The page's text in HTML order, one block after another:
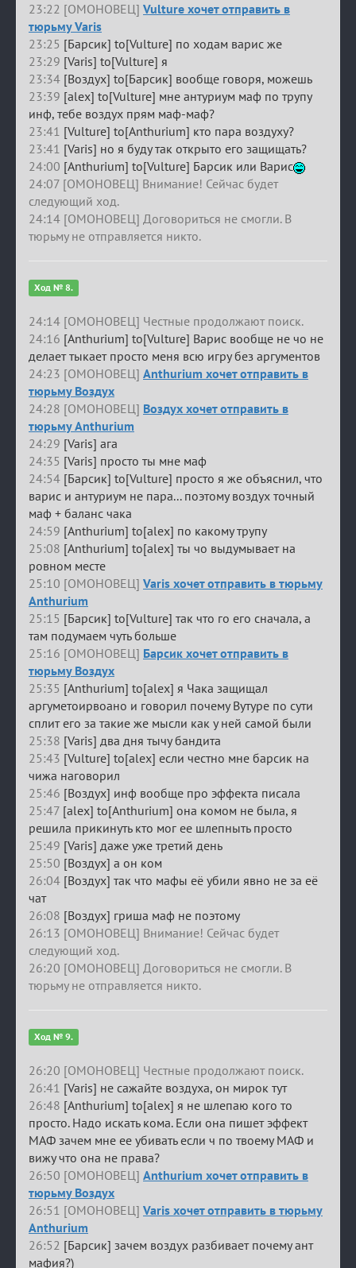
23:22 [ОМОНОВЕЦ] Vulture хочет отправить в
тюрьму Varis
23:25 [Барсик] to[Vulture] по ходам варис же
23:29 [Varis] to[Vulture] я
23:34 [Воздух] to[Барсик] вообще говоря, можешь
23:39 [alex] to[Vulture] мне антуриум маф по трупу
инф, тебе воздух прям маф-маф?
23:41 [Vulture] to[Anthurium] кто пара воздуху?
23:41 [Varis] но я буду так открыто его защищать?
24:00 [Anthurium] to[Vulture] Барсик или Варис
24:07 [ОМОНОВЕЦ] Внимание! Сейчас будет
следующий ход.
24:14 [ОМОНОВЕЦ] Договориться не смогли. В
тюрьму не отправляется никто.
Ход № 8.
24:14 [ОМОНОВЕЦ] Честные продолжают поиск.
24:16 [Anthurium] to[Vulture] Варис вообще не чо не
делает тыкает просто меня всю игру без аргументов
24:23 [ОМОНОВЕЦ] Anthurium хочет отправить в
тюрьму Воздух
24:28 [ОМОНОВЕЦ] Воздух хочет отправить в
тюрьму Anthurium
24:29 [Varis] ага
24:35 [Varis] просто ты мне маф
24:54 [Барсик] to[Vulture] просто я же объяснил, что
варис и антуриум не пара... поэтому воздух точный
маф + баланс чака
24:59 [Anthurium] to[alex] по какому трупу
25:08 [Anthurium] to[alex] ты чо выдумывает на
ровном месте
25:10 [ОМОНОВЕЦ] Varis хочет отправить в тюрьму
Anthurium
25:15 [Барсик] to[Vulture] так что го его сначала, а
там подумаем чуть больше
25:16 [ОМОНОВЕЦ] Барсик хочет отправить в
тюрьму Воздух
25:35 [Anthurium] to[alex] я Чака защищал
аргуметоирвоано и говорил почему Вутуре по сути
сплит его за такие же мысли как у ней самой были
25:38 [Varis] два дня тычу бандита
25:43 [Vulture] to[alex] если честно мне барсик на
чижа наговорил
25:46 [Воздух] инф вообще про эффекта писала
25:47 [alex] to[Anthurium] она комом не была, я
решила прикинуть кто мог ее шлепныть просто
25:49 [Varis] даже уже третий день
25:50 [Воздух] а он ком
26:04 [Воздух] так что мафы её убили явно не за её
чат
26:08 [Воздух] гриша маф не поэтому
26:13 [ОМОНОВЕЦ] Внимание! Сейчас будет
следующий ход.
26:20 [ОМОНОВЕЦ] Договориться не смогли. В
тюрьму не отправляется никто.
Ход № 9.
26:20 [ОМОНОВЕЦ] Честные продолжают поиск.
26:41 [Varis] не сажайте воздуха, он мирок тут
26:48 [Anthurium] to[alex] я не шлепаю кого то
просто. Надо искать кома. Если она пишет эффект
МАФ зачем мне ее убивать если ч по твоему МАФ и
вижу что она не права?
26:50 [ОМОНОВЕЦ] Anthurium хочет отправить в
тюрьму Воздух
26:51 [ОМОНОВЕЦ] Varis хочет отправить в тюрьму
Anthurium
26:52 [Барсик] зачем воздух разбивает почему ант
мафия?)